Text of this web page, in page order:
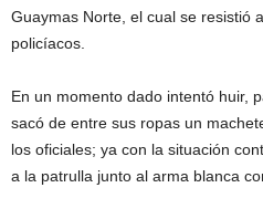
Guaymas Norte, el cual se resistió
policíacos.
En un momento dado intentó huir,
sacó de entre sus ropas un
los oficiales; ya con la situación
a la patrulla junto al arma blanca